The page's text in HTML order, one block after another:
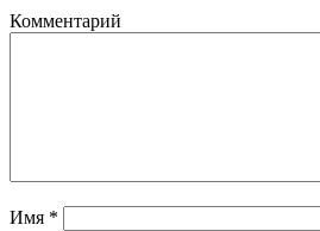
Комментарий
Имя *